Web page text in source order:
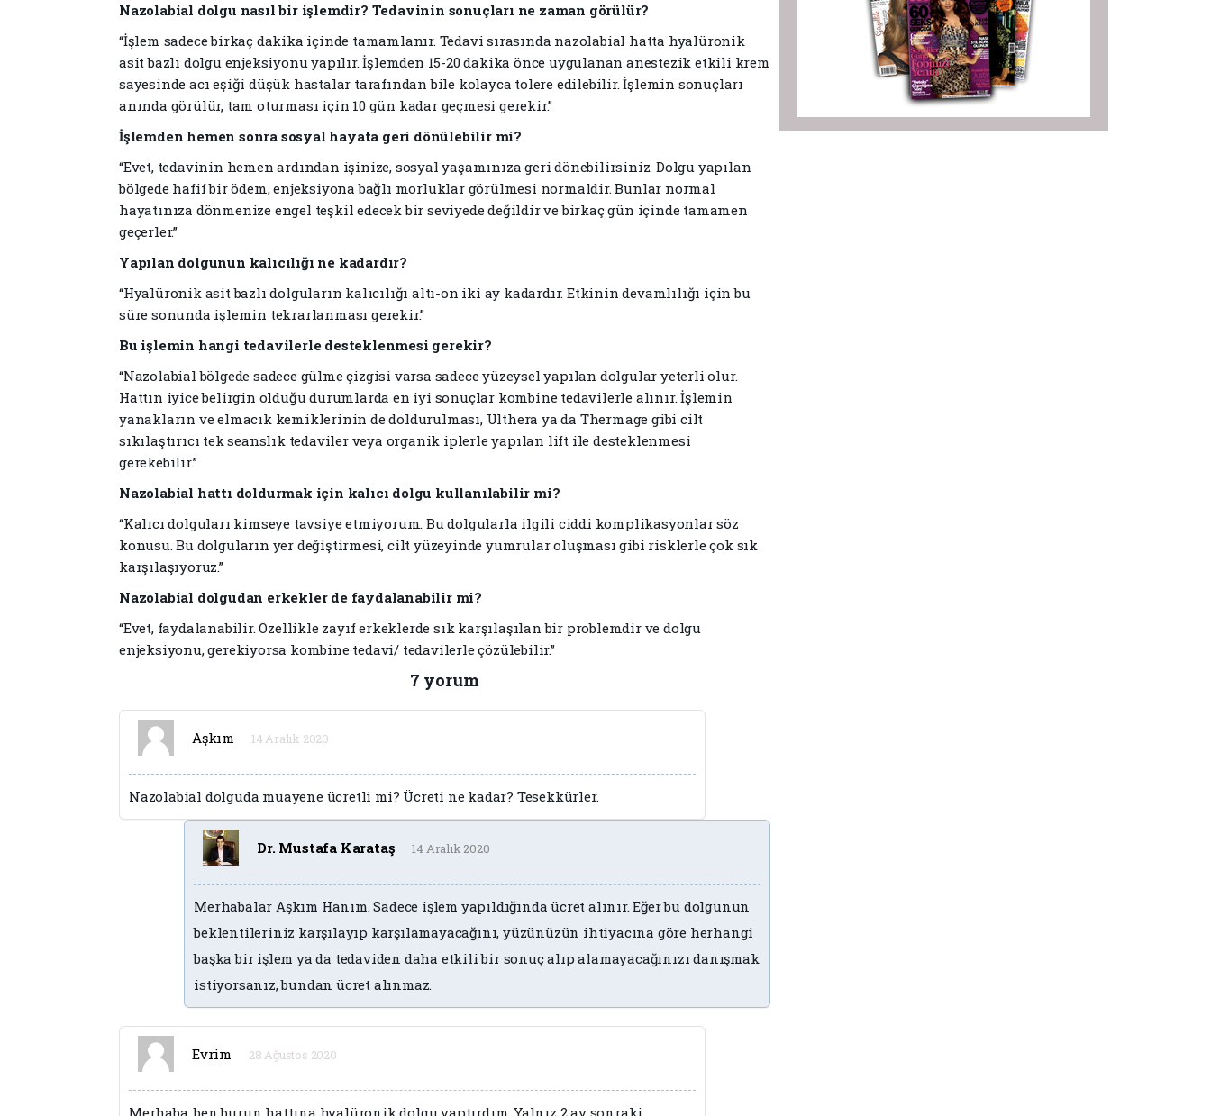
Nazolabial dolgu nasıl bir işlemdir? Tedavinin sonuçları ne zaman görülür?
“İşlem sadece birkaç dakika içinde tamamlanır. Tedavi sırasında nazolabial hatta hyalüronik
asit bazlı dolgu enjeksiyonu yapılır. İşlemden 15-20 dakika önce uygulanan anestezik etkili krem
sayesinde acı eşiği düşük hastalar tarafından bile kolayca tolere edilebilir. İşlemin sonuçları
anında görülür, tam oturması için 10 gün kadar geçmesi gerekir.”
İşlemden hemen sonra sosyal hayata geri dönülebilir mi?
“Evet, tedavinin hemen ardından işinize, sosyal yaşamınıza geri dönebilirsiniz. Dolgu yapılan
bölgede hafif bir ödem, enjeksiyona bağlı morluklar görülmesi normaldir. Bunlar normal
hayatınıza dönmenize engel teşkil edecek bir seviyede değildir ve birkaç gün içinde tamamen
geçerler.”
Yapılan dolgunun kalıcılığı ne kadardır?
“Hyalüronik asit bazlı dolguların kalıcılığı altı-on iki ay kadardır. Etkinin devamlılığı için bu
süre sonunda işlemin tekrarlanması gerekir.”
Bu işlemin hangi tedavilerle desteklenmesi gerekir?
“Nazolabial bölgede sadece gülme çizgisi varsa sadece yüzeysel yapılan dolgular yeterli olur.
Hattın iyice belirgin olduğu durumlarda en iyi sonuçlar kombine tedavilerle alınır. İşlemin
yanakların ve elmacık kemiklerinin de doldurulması, Ulthera ya da Thermage gibi cilt
sıkılaştırıcı tek seanslık tedaviler veya organik iplerle yapılan lift ile desteklenmesi
gerekebilir.”
Nazolabial hattı doldurmak için kalıcı dolgu kullanılabilir mi?
“Kalıcı dolguları kimseye tavsiye etmiyorum. Bu dolgularla ilgili ciddi komplikasyonlar söz
konusu. Bu dolguların yer değiştirmesi, cilt yüzeyinde yumrular oluşması gibi risklerle çok sık
karşılaşıyoruz.”
Nazolabial dolgudan erkekler de faydalanabilir mi?
“Evet, faydalanabilir. Özellikle zayıf erkeklerde sık karşılaşılan bir problemdir ve dolgu
enjeksiyonu, gerekiyorsa kombine tedavi/ tedavilerle çözülebilir.”
7 yorum
Aşkım 14 Aralık 2020
Nazolabial dolguda muayene ücretli mi? Ücreti ne kadar? Tesekkürler.
Dr. Mustafa Karataş 14 Aralık 2020
Merhabalar Aşkım Hanım. Sadece işlem yapıldığında ücret alınır. Eğer bu dolgunun
beklentileriniz karşılayıp karşılamayacağını, yüzünüzün ihtiyacına göre herhangi
başka bir işlem ya da tedaviden daha etkili bir sonuç alıp alamayacağınızı danışmak
istiyorsanız, bundan ücret alınmaz.
Evrim 28 Ağustos 2020